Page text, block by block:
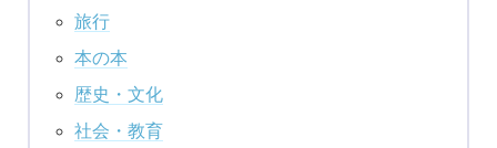
旅行
本の本
歴史・文化
社会・教育